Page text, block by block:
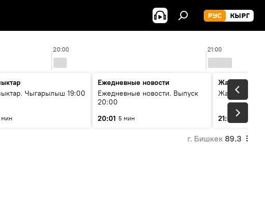
РУС КЫРГ
20:00 21:00
Чыгарылыш 19:00
мин
Ежедневные новости
Ежедневные новости. Выпуск
20:00
20:01 5 мин
Жаңылыктар
21:01 10 мин
г. Бишкек 89.3